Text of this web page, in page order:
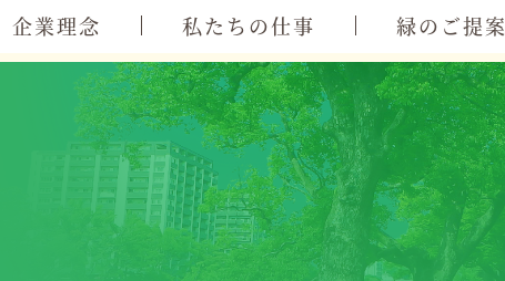
企業理念 私たちの仕事 緑のご提案